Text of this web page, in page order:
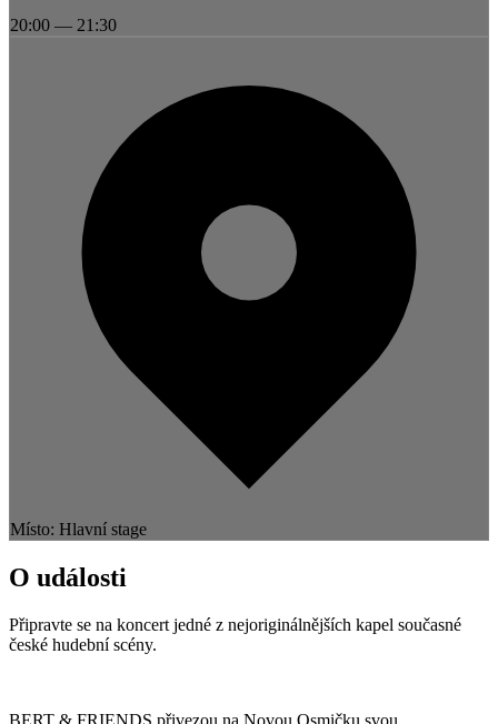
20:00 — 21:30
Místo: Hlavní stage
O události
Připravte se na koncert jedné z nejoriginálnějších kapel současné
české hudební scény.
BERT & FRIENDS přivezou na Novou Osmičku svou